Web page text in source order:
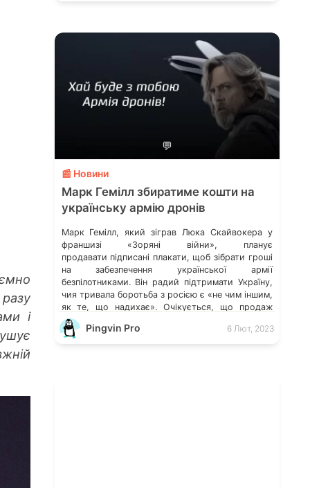
і
💬
📰 Новини
Марк Гемілл збиратиме кошти на
українську армію дронів
Марк Гемілл, який зіграв Люка Скайвокера у
франшизі «Зоряні війни», планує
продавати підписані плакати, щоб зібрати гроші
на забезпечення української армії
безпілотниками. Він радий підтримати Україну,
чия тривала боротьба з росією є «не чим іншим,
як те, що надихає». Очікується, що продаж
плакатів розпочнеться наступного тижня
напередодні річниці повномасштабної війни в
Pingvin Pro 6 Лют, 2023